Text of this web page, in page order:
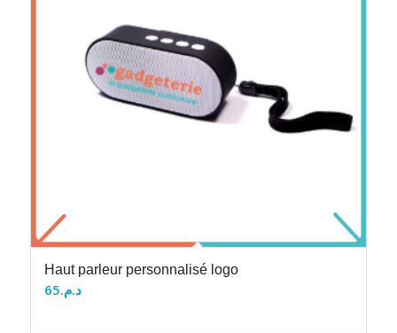
Haut parleur personnalisé logo
د.م.65